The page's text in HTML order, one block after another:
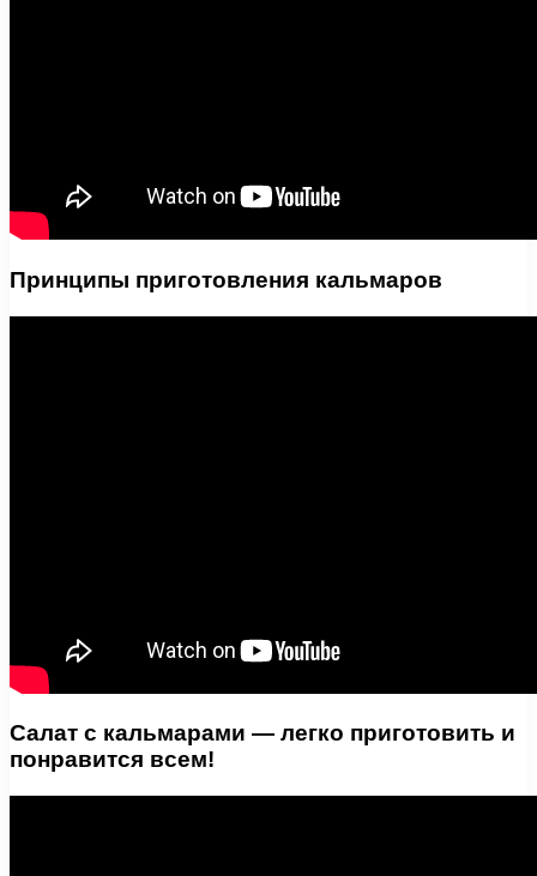
Принципы приготовления кальмаров
Салат с кальмарами — легко приготовить и
понравится всем!